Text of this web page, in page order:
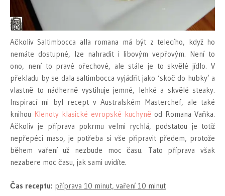
Ačkoliv Saltimbocca alla romana má být z telecího, když ho
nemáte dostupné, lze nahradit i libovým vepřovým. Není to
ono, není to pravé ořechové, ale stále je to skvělé jídlo. V
překladu by se dala saltimbocca vyjádřit jako ‘skoč do hubky’ a
vlastně to nádherně vystihuje jemné, lehké a skvělé steaky.
Inspirací mi byl recept v Australském Masterchef, ale také
knihou Klenoty klasické evropské kuchyně od Romana Vaňka.
Ačkoliv je příprava pokrmu velmi rychlá, podstatou je totiž
nepřepéci maso, je potřeba si vše připravit předem, protože
během vaření už nezbude moc času. Tato příprava však
nezabere moc času, jak sami uvidíte.
Čas receptu: příprava 10 minut, vaření 10 minut